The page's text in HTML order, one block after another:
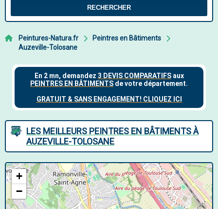
RECHERCHER
Peintures-Natura.fr
Peintres en Bâtiments
Auzeville-Tolosane
LES MEILLEURS PEINTRES EN BÂTIMENTS À
AUZEVILLE-TOLOSANE
+
−